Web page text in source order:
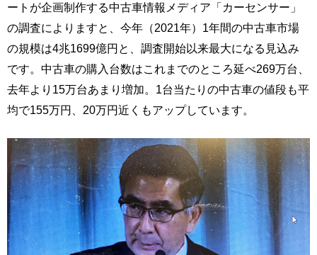
ートが企画制作する中古車情報メディア「カーセンサー」
の調査によりますと、今年（2021年）1年間の中古車市場
の規模は4兆1699億円と、調査開始以来最大になる見込み
です。中古車の購入台数はこれまでのところ延べ269万台、
去年より15万台あまり増加。1台当たりの中古車の値段も平
均で155万円、20万円近くもアップしています。